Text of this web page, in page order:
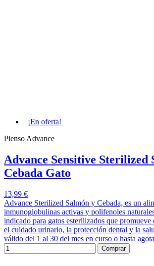
¡En oferta!
Pienso Advance
Advance Sensitive Sterilized
Cebada Gato
13,99 €
Advance Sterilized Salmón y Cebada, es un
inmunoglobulinas activas y polifenoles
indicado para gatos esterilizados que
el cuidado urinario, la protección dental y la
válido del 1 al 30 del mes en curso o hasta
Comprar